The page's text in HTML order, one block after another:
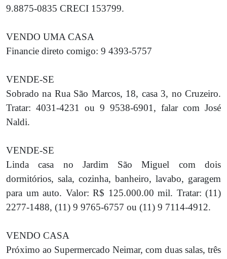
9.8875-0835 CRECI 153799.
VENDO UMA CASA
Financie direto comigo: 9 4393-5757
VENDE-SE
Sobrado na Rua São Marcos, 18, casa 3, no Cruzeiro.
Tratar: 4031-4231 ou 9 9538-6901, falar com José
Naldi.
VENDE-SE
Linda casa no Jardim São Miguel com dois
dormitórios, sala, cozinha, banheiro, lavabo, garagem
para um auto. Valor: R$ 125.000.00 mil. Tratar: (11)
2277-1488, (11) 9 9765-6757 ou (11) 9 7114-4912.
VENDO CASA
Próximo ao Supermercado Neimar, com duas salas, três